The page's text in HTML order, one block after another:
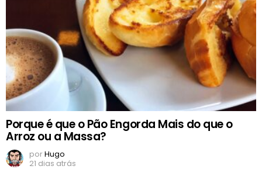
Porque é que o Pão Engorda Mais do que o
Arroz ou a Massa?
porHugo
21 dias atrás